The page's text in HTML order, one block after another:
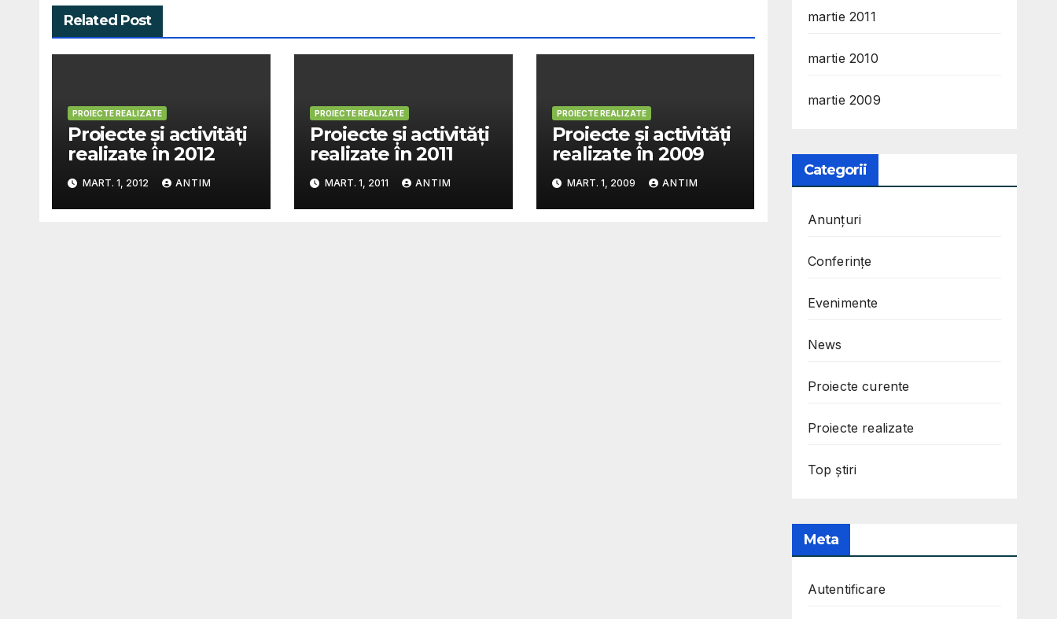
Related Post
PROIECTE REALIZATE
Proiecte şi activităţi
realizate în 2012
MART. 1, 2012 ANTIM
PROIECTE REALIZATE
Proiecte şi activităţi
realizate în 2011
MART. 1, 2011 ANTIM
PROIECTE REALIZATE
Proiecte şi activităţi
realizate în 2009
MART. 1, 2009 ANTIM
martie 2011
martie 2010
martie 2009
Categorii
Anunțuri
Conferințe
Evenimente
News
Proiecte curente
Proiecte realizate
Top știri
Meta
Autentificare